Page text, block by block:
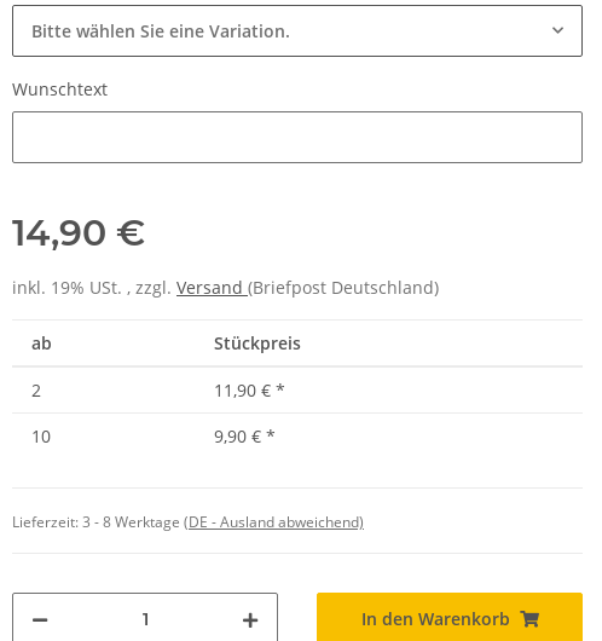
Bitte wählen Sie eine Variation.
Wunschtext
14,90 €
inkl. 19% USt. , zzgl. Versand (Briefpost Deutschland)
ab Stückpreis
2 11,90 € *
10
9,90 € *
Lieferzeit:3 - 8 Werktage (DE - Ausland abweichend)
In den Warenkorb